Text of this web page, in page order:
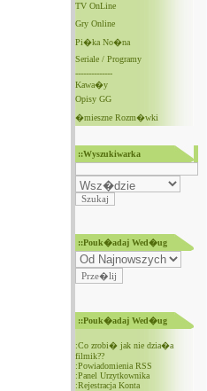
TV OnLine
Gry Online
Pi�ka No�na
Seriale / Programy
--------------
Kawa�y
Opisy GG
�mieszne Rozm�wki
::Wyszukiwarka
::Pouk�adaj Wed�ug
::Pouk�adaj Wed�ug
:Co zrobi� jak nie dzia�a
filmik??
:Powiadomienia RSS
:Panel Urzytkownika
:Rejestracja Konta